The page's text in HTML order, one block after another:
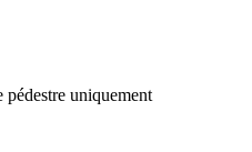
pédestre uniquement